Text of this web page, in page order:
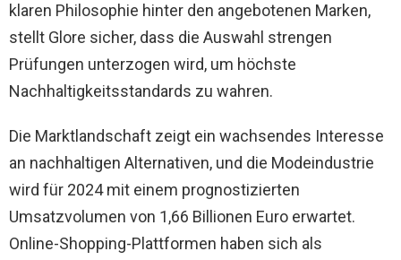
klaren Philosophie hinter den angebotenen Marken,
stellt Glore sicher, dass die Auswahl strengen
Prüfungen unterzogen wird, um höchste
Nachhaltigkeitsstandards zu wahren.
Die Marktlandschaft zeigt ein wachsendes Interesse
an nachhaltigen Alternativen, und die Modeindustrie
wird für 2024 mit einem prognostizierten
Umsatzvolumen von 1,66 Billionen Euro erwartet.
Online-Shopping-Plattformen haben sich als